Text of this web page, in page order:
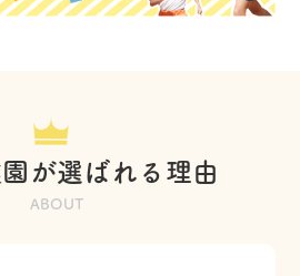
が選ばれる理由
ABOUT